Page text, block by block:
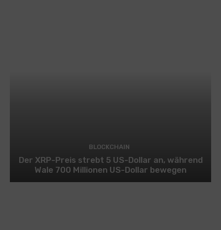
BLOCKCHAIN
Der XRP-Preis strebt 5 US-Dollar an, während
Wale 700 Millionen US-Dollar bewegen